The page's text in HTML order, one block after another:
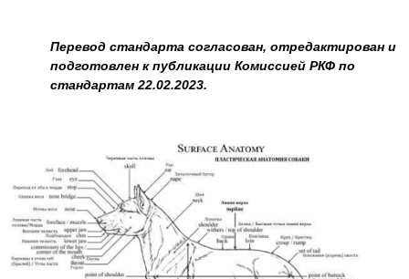
Перевод стандарта согласован, отредактирован и
подготовлен к публикации Комиссией РКФ по
стандартам 22.02.2023.